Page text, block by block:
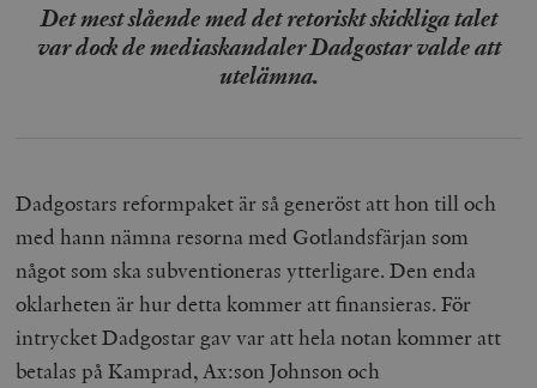
Det mest slående med det retoriskt skickliga talet
var dock de mediaskandaler Dadgostar valde att
utelämna.
Dadgostars reformpaket är så generöst att hon till och
med hann nämna resorna med Gotlandsfärjan som
något som ska subventioneras ytterligare. Den enda
oklarheten är hur detta kommer att finansieras. För
intrycket Dadgostar gav var att hela notan kommer att
betalas på Kamprad, Ax:son Johnson och